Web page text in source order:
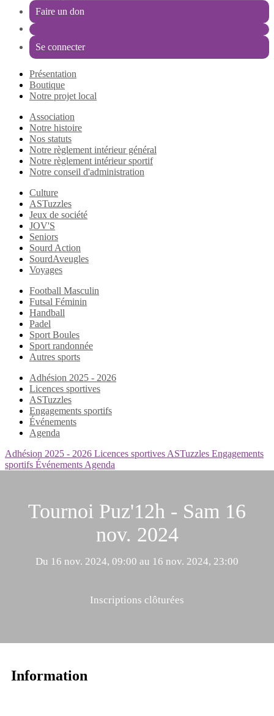
Faire un don
Se connecter
Présentation
Boutique
Notre projet local
Association
Notre histoire
Nos statuts
Notre règlement intérieur général
Notre règlement intérieur sportif
Notre conseil d'administration
Culture
ASTuzzles
Jeux de société
JOV'S
Seniors
Sourd Action
SourdAveugles
Voyages
Football Masculin
Futsal Féminin
Handball
Padel
Sport Boules
Sport randonnée
Autres sports
Adhésion 2025 - 2026
Licences sportives
ASTuzzles
Engagements sportifs
Événements
Agenda
Adhésion 2025 - 2026 Licences sportives ASTuzzles Engagements
sportifs Événements Agenda
Tournoi Puz'12h - Sam 16
nov. 2024
Du 16 nov. 2024, 09:00 au 16 nov. 2024, 23:00
Inscriptions clôturées
Information